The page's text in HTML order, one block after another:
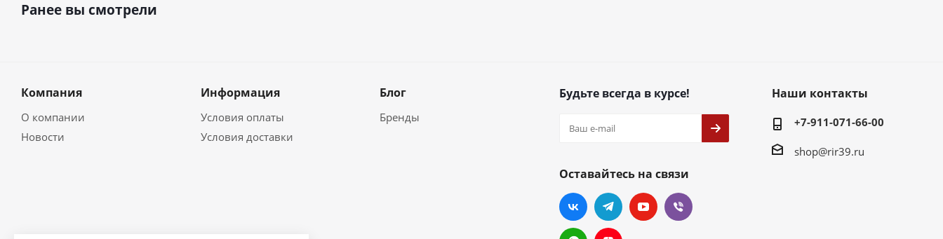
Ранее вы смотрели
Компания
О компании
Новости
Информация
Условия оплаты
Условия доставки
Блог
Бренды
Будьте всегда в курсе!
Оставайтесь на связи
Наши контакты
+7-911-071-66-00
shop@rir39.ru